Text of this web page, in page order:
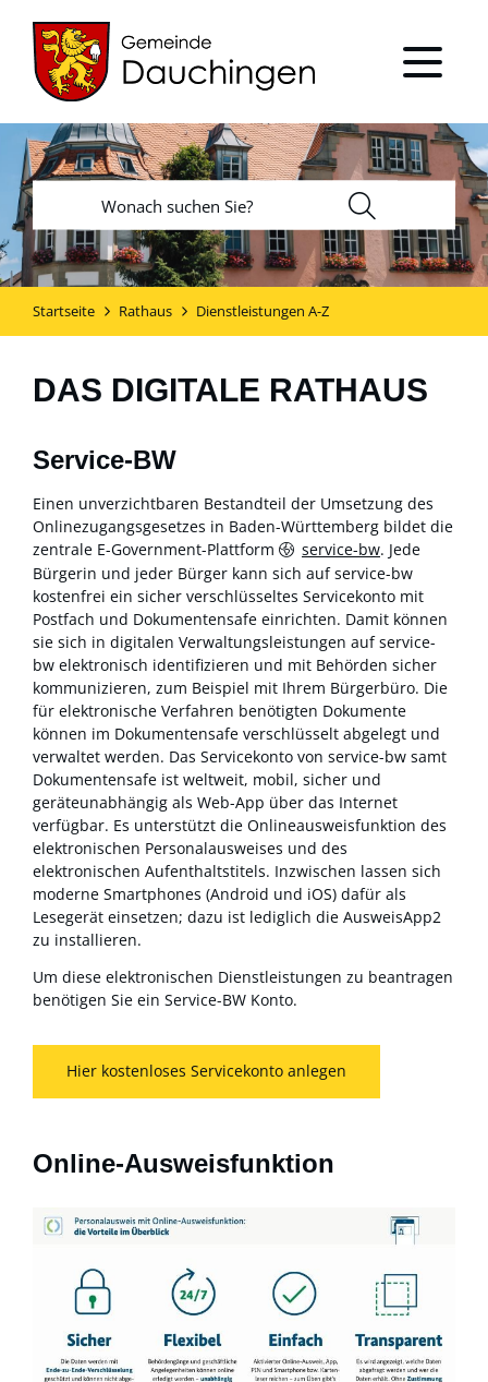
Startseite Rathaus Dienstleistungen A-Z
DAS DIGITALE RATHAUS
Service-BW
Einen unverzichtbaren Bestandteil der Umsetzung des
Onlinezugangsgesetzes in Baden-Württemberg bildet die
zentrale E-Government-Plattform
service-bw. Jede
Bürgerin und jeder Bürger kann sich auf service-bw
kostenfrei ein sicher verschlüsseltes Servicekonto mit
Postfach und Dokumentensafe einrichten. Damit können
sie sich in digitalen Verwaltungsleistungen auf service-
bw elektronisch identifizieren und mit Behörden sicher
kommunizieren, zum Beispiel mit Ihrem Bürgerbüro. Die
für elektronische Verfahren benötigten Dokumente
können im Dokumentensafe verschlüsselt abgelegt und
verwaltet werden. Das Servicekonto von service-bw samt
Dokumentensafe ist weltweit, mobil, sicher und
geräteunabhängig als Web-App über das Internet
verfügbar. Es unterstützt die Onlineausweisfunktion des
elektronischen Personalausweises und des
elektronischen Aufenthaltstitels. Inzwischen lassen sich
moderne Smartphones (Android und iOS) dafür als
Lesegerät einsetzen; dazu ist lediglich die AusweisApp2
zu installieren.
Um diese elektronischen Dienstleistungen zu beantragen
benötigen Sie ein Service-BW Konto.
Hier kostenloses Servicekonto anlegen
Online-Ausweisfunktion